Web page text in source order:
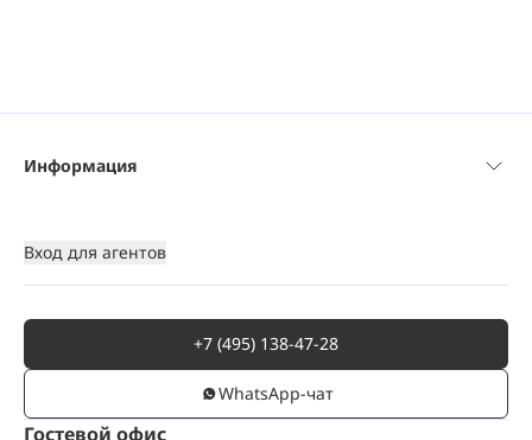
Гостевой офис
+7 (495) 138-47-28
WhatsАpp-чат
Информация
Вход для агентов